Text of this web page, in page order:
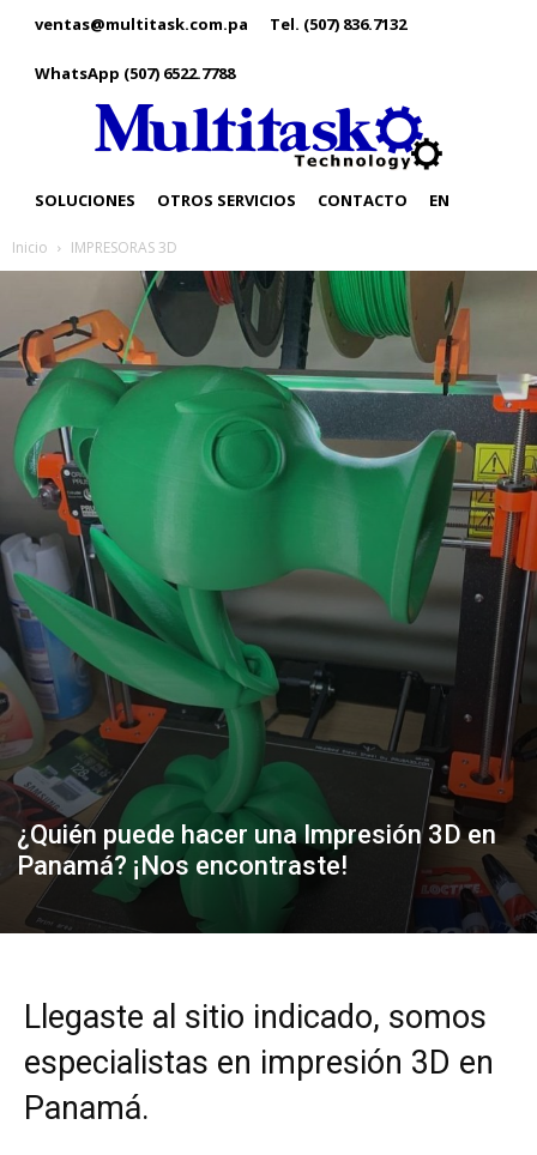
ventas@multitask.com.pa Tel. (507) 836.7132
WhatsApp (507) 6522.7788
SOLUCIONES OTROS SERVICIOS CONTACTO EN
Inicio IMPRESORAS 3D
¿Quién puede hacer una Impresión 3D en
Panamá? ¡Nos encontraste!
Llegaste al sitio indicado, somos
especialistas en impresión 3D en
Panamá.